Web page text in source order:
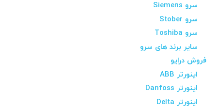
سرو Siemens
سرو Stober
سرو Toshiba
سایر برند های سرو
فروش درایو
اینورتر ABB
اینورتر Danfoss
اینورتر Delta